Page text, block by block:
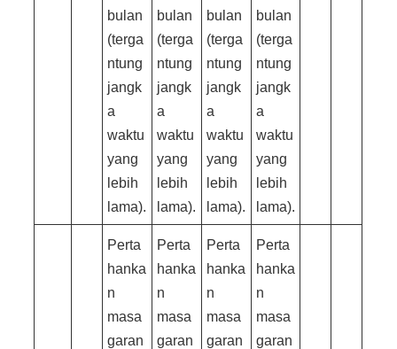
bulan
(terga
ntung
jangk
a
waktu
yang
lebih
lama).
bulan
(terga
ntung
jangk
a
waktu
yang
lebih
lama).
bulan
(terga
ntung
jangk
a
waktu
yang
lebih
lama).
bulan
(terga
ntung
jangk
a
waktu
yang
lebih
lama).
Perta
hanka
n
masa
garan
Perta
hanka
n
masa
garan
Perta
hanka
n
masa
garan
Perta
hanka
n
masa
garan